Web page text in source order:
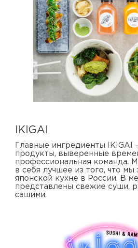
IKIGAI
Главные ингредиенты IKIGAI
продукты, выверенные
профессиональная команда.
в себя лучшее из того, что мы
японской кухне в России. В
представлены свежие суши,
сашими.